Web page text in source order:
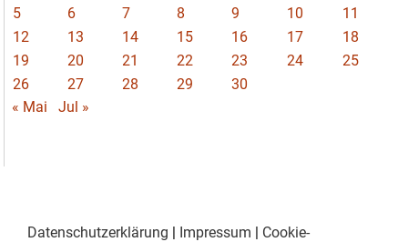
5
6 7 8 9 10
11
12
13 14 15 16 17
18
19
20 21 22 23 24
25
26
27 28 29
30
« Mai
Jul »
Datenschutzerklärung | Impressum | Cookie-